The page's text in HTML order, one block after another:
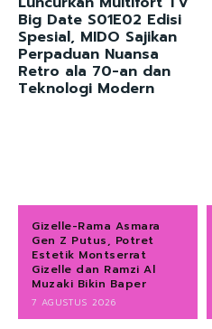
Big Date S01E02 Edisi
Spesial, MIDO Sajikan
Perpaduan Nuansa
Retro ala 70-an dan
Teknologi Modern
Gizelle-Rama Asmara
Gen Z Putus, Potret
Estetik Montserrat
Gizelle dan Ramzi Al
Muzaki Bikin Baper
7 AGUSTUS 2026